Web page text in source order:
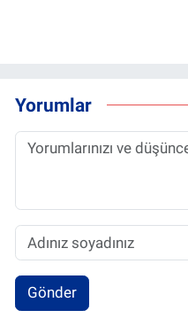
Yorumlar
Gönder